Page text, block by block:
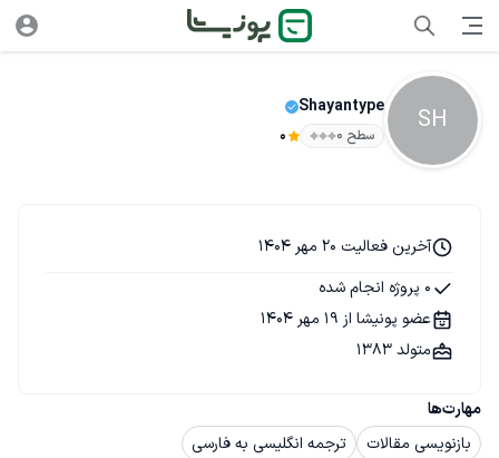
SH
Shayantype
سطح ۰ 0
مهارت‌ها
بازنویسی مقالات
ترجمه انگلیسی به فارسی
آخرین فعالیت 20 مهر 1404
0 پروژه انجام شده
عضو پونیشا از 19 مهر 1404
متولد 1383